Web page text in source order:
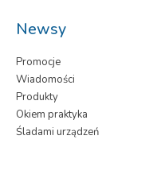
Newsy
Promocje
Wiadomości
Produkty
Okiem praktyka
Śladami urządzeń